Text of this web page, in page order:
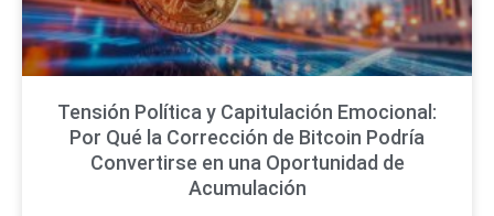
Tensión Política y Capitulación Emocional:
Por Qué la Corrección de Bitcoin Podría
Convertirse en una Oportunidad de
Acumulación